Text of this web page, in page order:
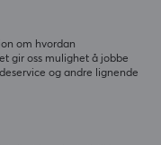
om hvordan
gir oss mulighet å jobbe
og andre lignende